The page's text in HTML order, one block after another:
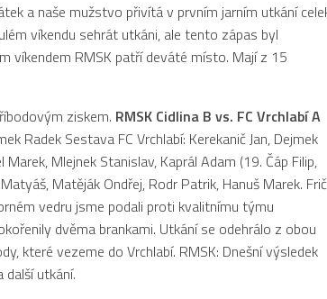
a naše mužstvo přivítá v prvním jarním utkání
víkendu sehrát utkáni, ale tento zápas byl
víkendem RMSK patří deváté místo. Mají z 15
ziskem. RMSK Cidlina B vs. FC Vrchlabí A
Radek Sestava FC Vrchlabí: Kerekanič Jan, Dejmek
Marek, Mlejnek Stanislav, Kaprál Adam (19. Čáp Filip,
Matěják Ondřej, Rodr Patrik, Hanuš Marek. Frič
vedru jsme podali proti kvalitnímu týmu
dvěma brankami. Utkání se odehrálo z obou
které vezeme do Vrchlabí. RMSK: Dnešní výsledek
další utkání.